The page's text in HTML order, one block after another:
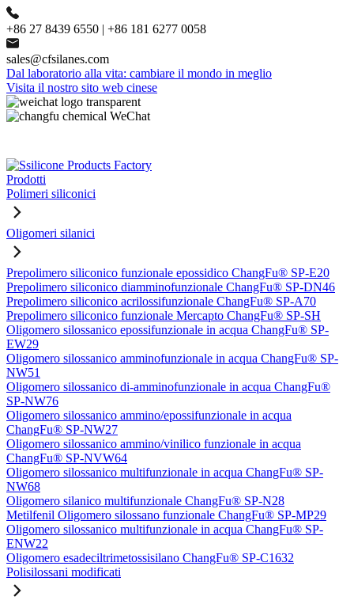
+86 27 8439 6550 | +86 181 6277 0058
sales@cfsilanes.com
Dal laboratorio alla vita: cambiare il mondo in meglio
Visita il nostro sito web cinese
Prodotti
Polimeri siliconici
Oligomeri silanici
Prepolimero siliconico funzionale epossidico ChangFu® SP-E20
Prepolimero siliconico diamminofunzionale ChangFu® SP-DN46
Prepolimero siliconico acrilossifunzionale ChangFu® SP-A70
Prepolimero siliconico funzionale Mercapto ChangFu® SP-SH
Oligomero silossanico epossifunzionale in acqua ChangFu® SP-
EW29
Oligomero silossanico amminofunzionale in acqua ChangFu® SP-
NW51
Oligomero silossanico di-amminofunzionale in acqua ChangFu®
SP-NW76
Oligomero silossanico ammino/epossifunzionale in acqua
ChangFu® SP-NW27
Oligomero silossanico ammino/vinilico funzionale in acqua
ChangFu® SP-NVW64
Oligomero silossanico multifunzionale in acqua ChangFu® SP-
NW68
Oligomero silanico multifunzionale ChangFu® SP-N28
Metilfenil Oligomero silossano funzionale ChangFu® SP-MP29
Oligomero silossanico multifunzionale in acqua ChangFu® SP-
ENW22
Oligomero esadeciltrimetossisilano ChangFu® SP-C1632
Polisilossani modificati